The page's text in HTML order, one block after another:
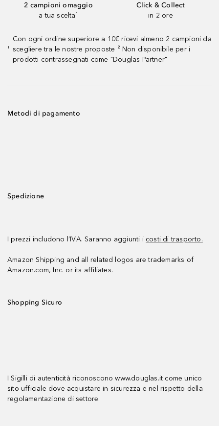
2 campioni omaggio
a tua scelta¹
Click & Collect
in 2 ore
¹
Con ogni ordine superiore a 10€ ricevi almeno 2 campioni da
scegliere tra le nostre proposte ² Non disponibile per i
prodotti contrassegnati come "Douglas Partner"
Metodi di pagamento
Spedizione
I prezzi includono l’IVA. Saranno aggiunti i costi di trasporto.
Amazon Shipping and all related logos are trademarks of
Amazon.com, Inc. or its affiliates.
Shopping Sicuro
I Sigilli di autenticità riconoscono www.douglas.it come unico
sito ufficiale dove acquistare in sicurezza e nel rispetto della
regolamentazione di settore.